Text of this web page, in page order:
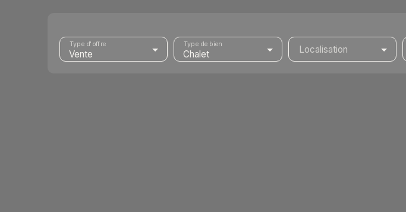
Vente
Type d'offre
Chalet
Type de bien Localisation